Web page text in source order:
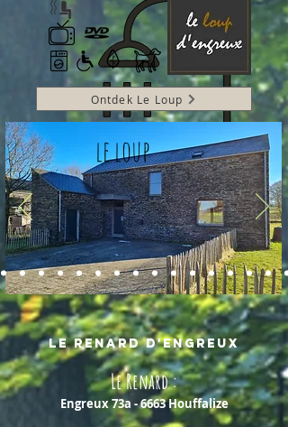
Ontdek Le Loup
le loup
le RENARD d'Engreux
Le Renard :
Engreux 73a - 6663Houffalize